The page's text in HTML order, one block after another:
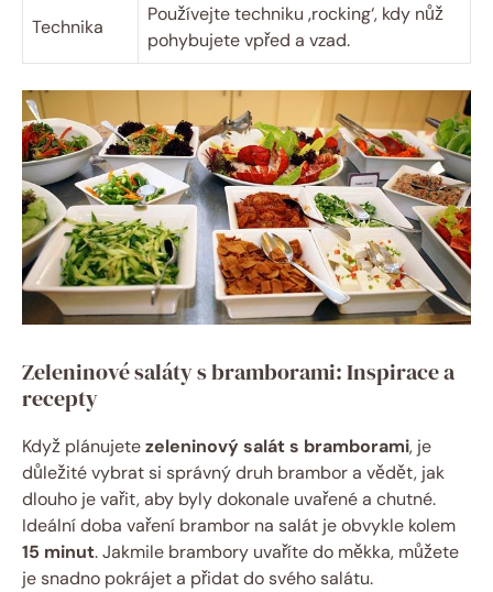
Technika
Používejte techniku ‚rocking‘, kdy nůž
pohybujete vpřed a vzad.
Zeleninové saláty s bramborami: Inspirace a
recepty
Když plánujetezeleninový salát s bramborami, je
důležité vybrat si správný druh brambor a vědět, jak
dlouho je vařit, aby byly dokonale uvařené a chutné.
Ideální doba vaření brambor na salát je obvykle kolem
15 minut. Jakmile brambory uvaříte do měkka, můžete
je snadno pokrájet a přidat do svého salátu.